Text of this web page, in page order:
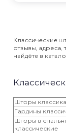
Классические
отзывы,
найдёте в
Шторы
Гардины
Шторы в
классические